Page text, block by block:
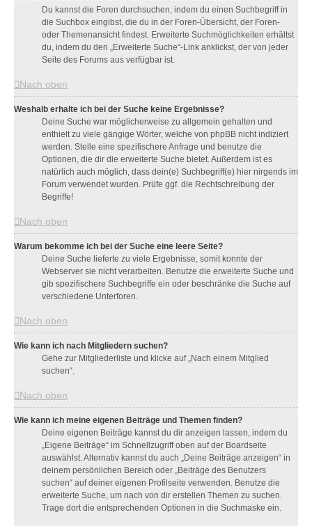
Du kannst die Foren durchsuchen, indem du einen Suchbegriff in
die Suchbox eingibst, die du in der Foren-Übersicht, der Foren-
oder Themenansicht findest. Erweiterte Suchmöglichkeiten erhältst
du, indem du den „Erweiterte Suche“-Link anklickst, der von jeder
Seite des Forums aus verfügbar ist.
Nach oben
Weshalb erhalte ich bei der Suche keine Ergebnisse?
Deine Suche war möglicherweise zu allgemein gehalten und
enthielt zu viele gängige Wörter, welche von phpBB nicht indiziert
werden. Stelle eine spezifischere Anfrage und benutze die
Optionen, die dir die erweiterte Suche bietet. Außerdem ist es
natürlich auch möglich, dass dein(e) Suchbegriff(e) hier nirgends im
Forum verwendet wurden. Prüfe ggf. die Rechtschreibung der
Begriffe!
Nach oben
Warum bekomme ich bei der Suche eine leere Seite?
Deine Suche lieferte zu viele Ergebnisse, somit konnte der
Webserver sie nicht verarbeiten. Benutze die erweiterte Suche und
gib spezifischere Suchbegriffe ein oder beschränke die Suche auf
verschiedene Unterforen.
Nach oben
Wie kann ich nach Mitgliedern suchen?
Gehe zur Mitgliederliste und klicke auf „Nach einem Mitglied
suchen“.
Nach oben
Wie kann ich meine eigenen Beiträge und Themen finden?
Deine eigenen Beiträge kannst du dir anzeigen lassen, indem du
„Eigene Beiträge“ im Schnellzugriff oben auf der Boardseite
auswählst. Alternativ kannst du auch „Deine Beiträge anzeigen“ in
deinem persönlichen Bereich oder „Beiträge des Benutzers
suchen“ auf deiner eigenen Profilseite verwenden. Benutze die
erweiterte Suche, um nach von dir erstellen Themen zu suchen.
Trage dort die entsprechenden Optionen in die Suchmaske ein.